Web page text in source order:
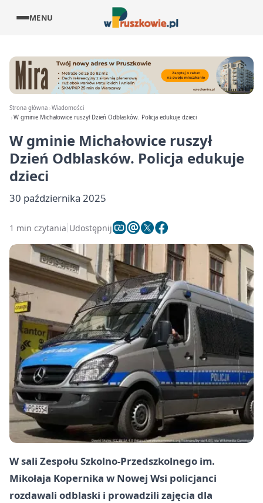
MENU
Strona główna Wiadomości
W gminie Michałowice ruszył Dzień Odblasków. Policja edukuje dzieci
W gminie Michałowice ruszył
Dzień Odblasków. Policja edukuje
dzieci
30 października 2025
1 min czytania Udostępnij
W sali Zespołu Szkolno-Przedszkolnego im.
Mikołaja Kopernika w Nowej Wsi policjanci
rozdawali odblaski i prowadzili zajęcia dla